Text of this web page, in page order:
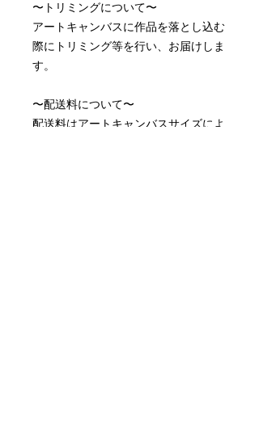
〜トリミングについて〜
アートキャンバスに作品を落とし込む
際にトリミング等を行い、お届けしま
す。
〜配送料について〜
配送料はアートキャンバスサイズによ